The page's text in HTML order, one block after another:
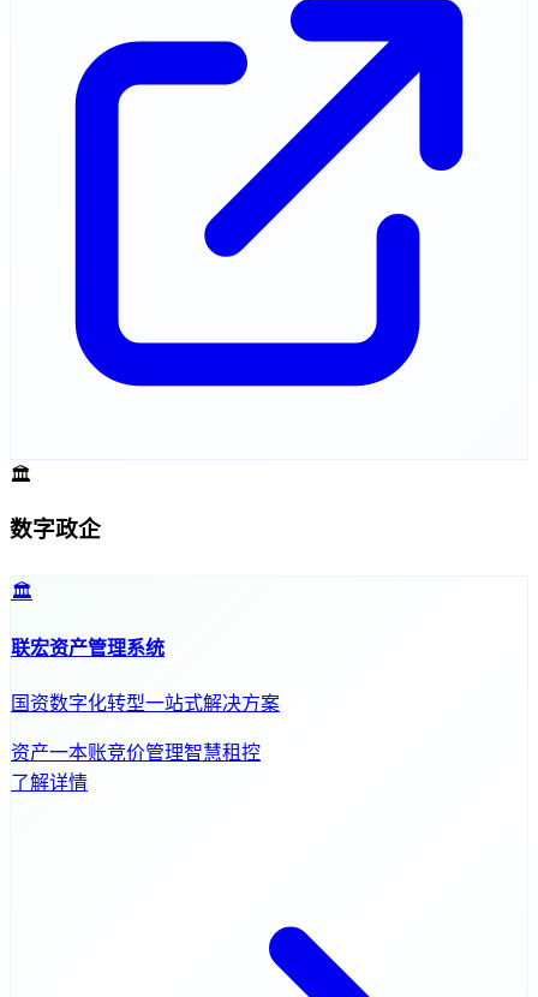
🏛️
数字政企
🏛️
联宏资产管理系统
国资数字化转型一站式解决方案
资产一本账竞价管理智慧租控
了解详情